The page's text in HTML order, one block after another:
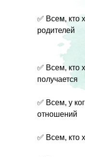
✅ Всем, кто
родителей
✅ Всем, кто
получается
✅ Всем, у
отношений
✅ Всем, кто